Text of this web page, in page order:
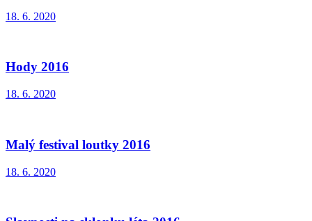
18. 6. 2020
Hody 2016
18. 6. 2020
Malý festival loutky 2016
18. 6. 2020